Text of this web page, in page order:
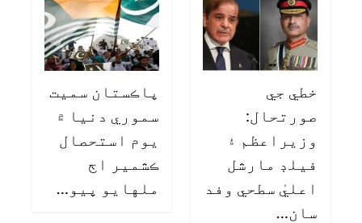
خطي جي
صورتحال:
وزيراعظم ۽
فيلڊ مارشل
اعليٰ سطحي وفد
سان…
پاڪستان سميت
سموري دنيا ۾
يوم استحصال
ڪشمير اڄ
ملهايو پيو…